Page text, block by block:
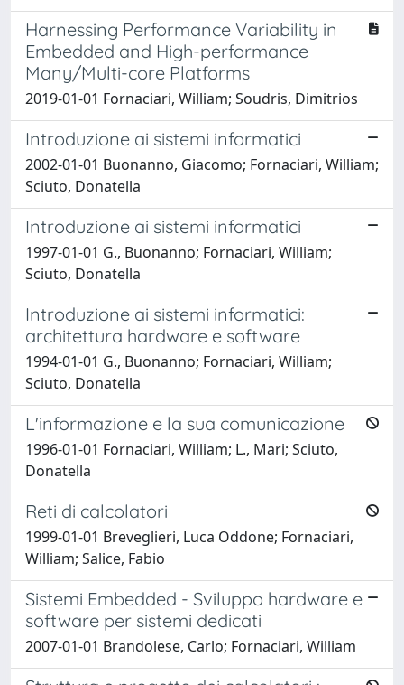
Harnessing Performance Variability in
Embedded and High-performance
Many/Multi-core Platforms
2019-01-01 Fornaciari, William; Soudris, Dimitrios
Introduzione ai sistemi informatici
2002-01-01 Buonanno, Giacomo; Fornaciari, William;
Sciuto, Donatella
Introduzione ai sistemi informatici
1997-01-01 G., Buonanno; Fornaciari, William;
Sciuto, Donatella
Introduzione ai sistemi informatici:
architettura hardware e software
1994-01-01 G., Buonanno; Fornaciari, William;
Sciuto, Donatella
L'informazione e la sua comunicazione
1996-01-01 Fornaciari, William; L., Mari; Sciuto,
Donatella
Reti di calcolatori
1999-01-01 Breveglieri, Luca Oddone; Fornaciari,
William; Salice, Fabio
Sistemi Embedded - Sviluppo hardware e
software per sistemi dedicati
2007-01-01 Brandolese, Carlo; Fornaciari, William